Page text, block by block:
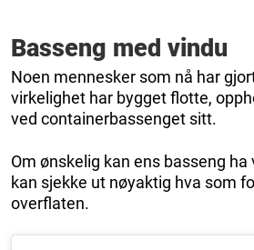
Basseng med vindu
Noen mennesker som nå har
virkelighet har bygget flotte,
ved containerbassenget sitt.
Om ønskelig kan ens basseng ha
kan sjekke ut nøyaktig hva som
overflaten.